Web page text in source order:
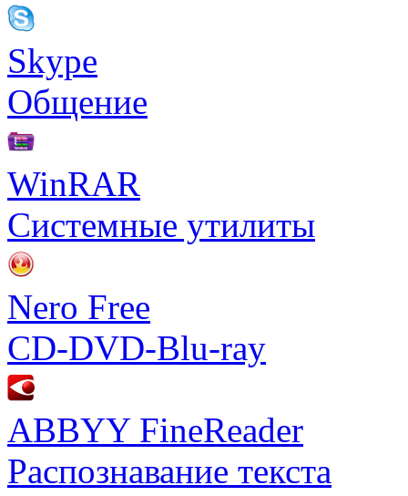
Skype
Общение
WinRAR
Системные утилиты
Nero Free
CD-DVD-Blu-ray
ABBYY FineReader
Распознавание текста